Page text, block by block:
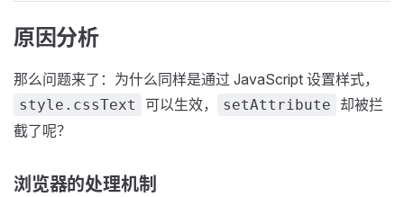
原因分析
那么问题来了：为什么同样是通过 JavaScript 设置样式，
style.cssText 可以生效， setAttribute
却被拦
截了呢？
浏览器的处理机制